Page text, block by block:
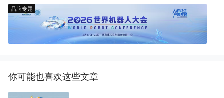
品牌专题
你可能也喜欢这些文章